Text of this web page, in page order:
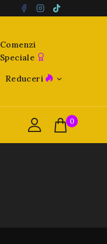
Comenzi
Speciale
Reduceri
0